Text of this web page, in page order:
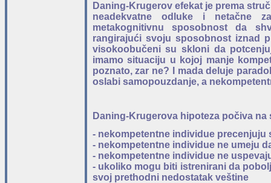
Daning-Krugerov efekat je prema
neadekvatne odluke i netačne
metakognitivnu sposobnost da
rangirajući svoju sposobnost iznad
visokoobučeni su skloni da
imamo situaciju u kojoj manje
poznato, zar ne? I mada deluje
oslabi samopouzdanje, a
Daning-Krugerova hipoteza počiva na
- nekompetentne individue precenjuju
- nekompetentne individue ne umeju
- nekompetentne individue ne
- ukoliko mogu biti istrenirani da
svoj prethodni nedostatak veštine